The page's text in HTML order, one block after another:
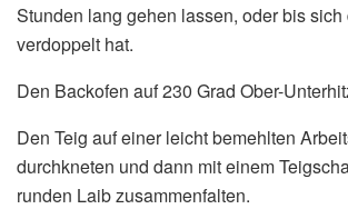
Stunden lang gehen lassen, oder bis
verdoppelt hat.
Den Backofen auf 230 Grad Ober-
Den Teig auf einer leicht bemehlten
durchkneten und dann mit einem
runden Laib zusammenfalten.